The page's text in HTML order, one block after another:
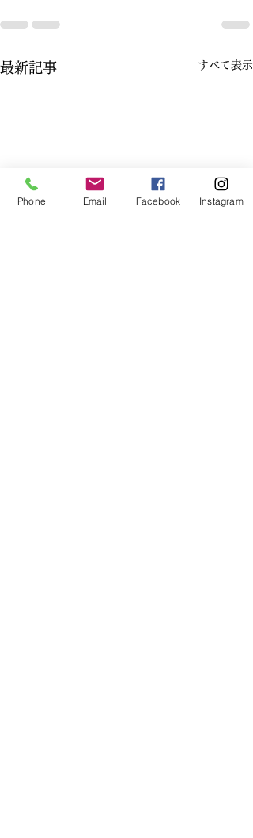
最新記事 すべて表示
Phone Email Facebook Instagram